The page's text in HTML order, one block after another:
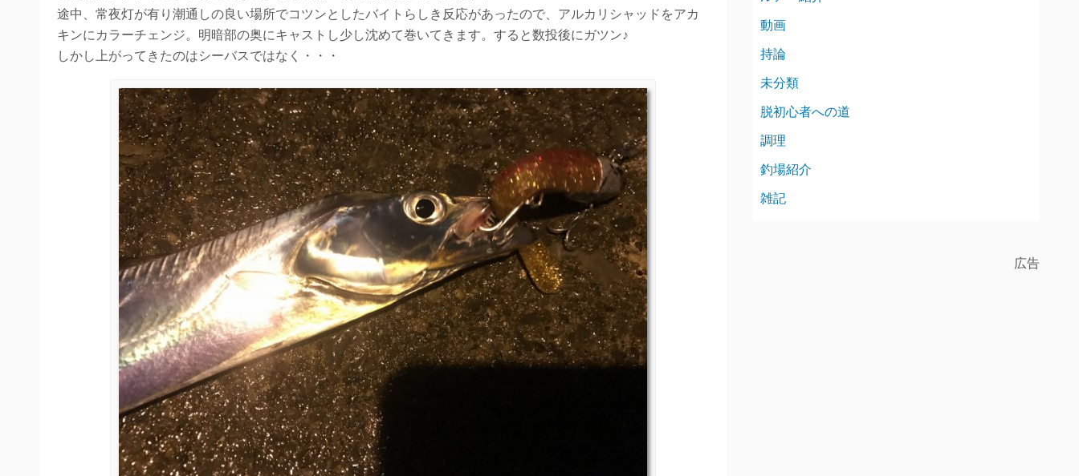
途中、常夜灯が有り潮通しの良い場所でコツンとしたバイトらしき反応があったので、アルカリシャッドをアカ
キンにカラーチェンジ。明暗部の奥にキャストし少し沈めて巻いてきます。すると数投後にガツン♪
しかし上がってきたのはシーバスではなく・・・
動画
持論
未分類
脱初心者への道
調理
釣場紹介
雑記
広告